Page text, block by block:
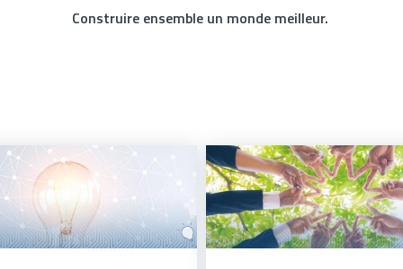
Construire ensemble un monde meilleur.